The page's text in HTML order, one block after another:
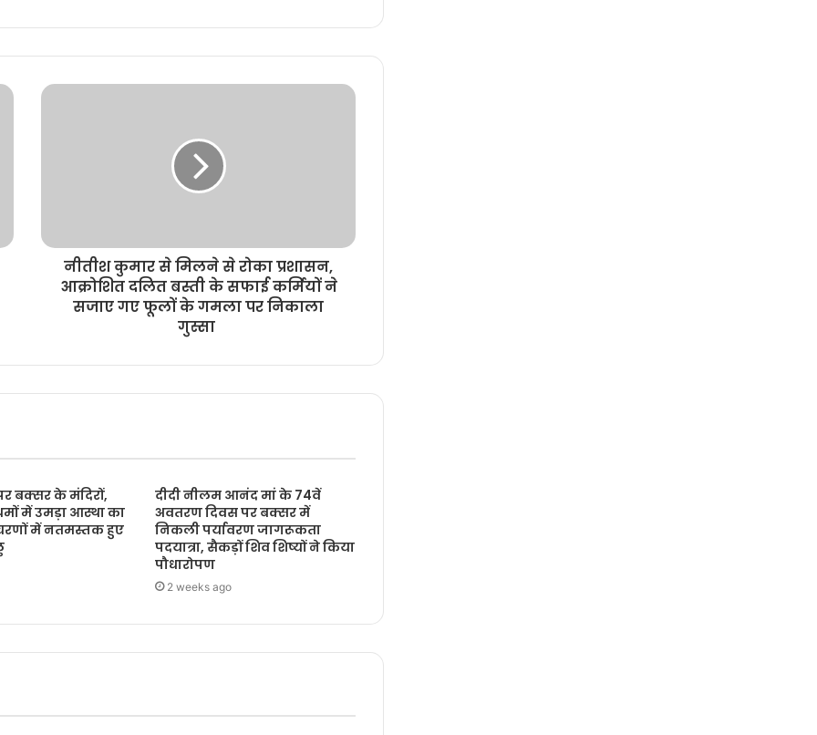
नीतीश कुमार से मिलने से रोका प्रशासन,
आक्रोशित दलित बस्ती के सफाई कर्मियों ने
सजाए गए फूलों के गमला पर निकाला
गुस्सा
बक्सर के मंदिरों,
में उमड़ा आस्था का
में नतमस्तक हुए
दीदी नीलम आनंद मां के 74वें
अवतरण दिवस पर बक्सर में
निकली पर्यावरण जागरूकता
पदयात्रा, सैकड़ों शिव शिष्यों ने किया
पौधारोपण
2 weeks ago